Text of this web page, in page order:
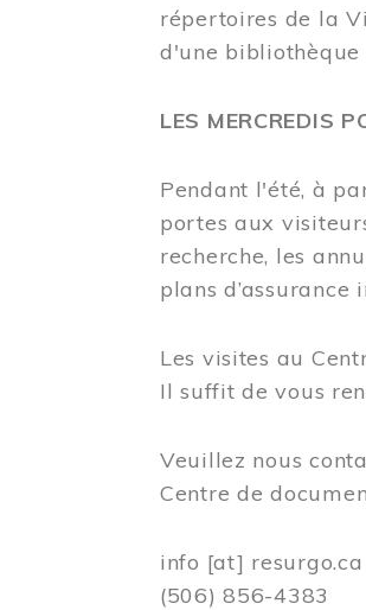
répertoires de la
d'une bibliothèque
LES MERCREDIS
Pendant l'été, à
portes aux
recherche, les
plans d’assurance
Les visites au
Il suffit de vous
Veuillez nous
Centre de
info [at] resurgo.ca
(506) 856-4383